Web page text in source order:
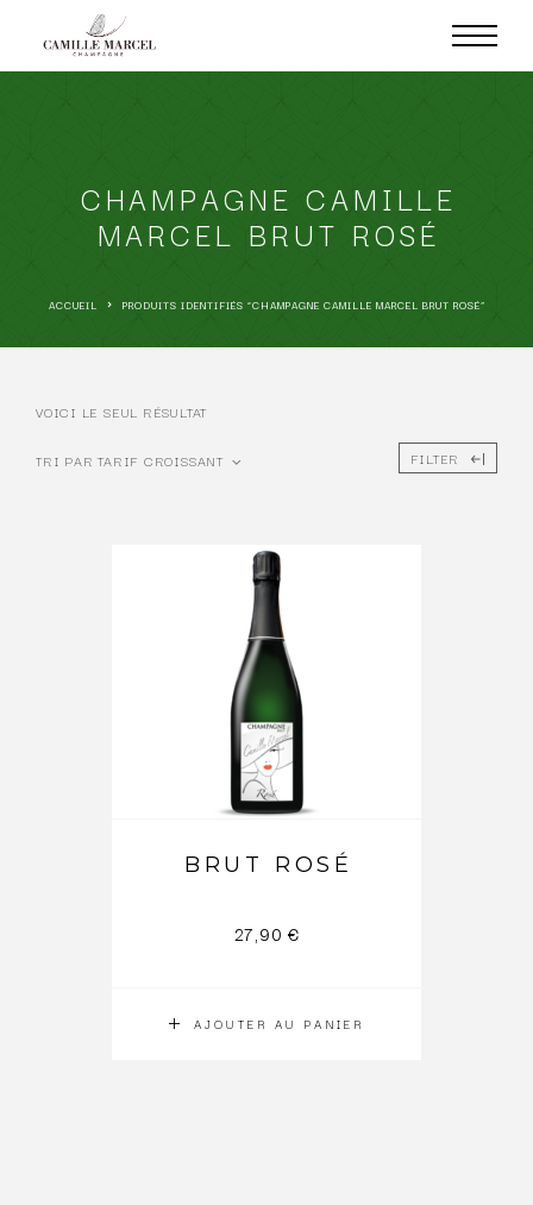
CHAMPAGNE CAMILLE
MARCEL BRUT ROSÉ
ACCUEIL PRODUITS IDENTIFIÉS “CHAMPAGNE CAMILLE MARCEL BRUT ROSÉ”
VOICI LE SEUL RÉSULTAT
TRI PAR TARIF CROISSANT FILTER
AJOUTER AU PANIER
BRUT ROSÉ
27,90 €